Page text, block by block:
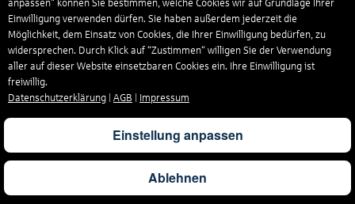
anpassen" können Sie bestimmen, welche Cookies wir auf Grundlage Ihrer
Einwilligung verwenden dürfen. Sie haben außerdem jederzeit die
Möglichkeit, dem Einsatz von Cookies, die Ihrer Einwilligung bedürfen, zu
widersprechen. Durch Klick auf “Zustimmen“ willigen Sie der Verwendung
aller auf dieser Website einsetzbaren Cookies ein. Ihre Einwilligung ist
freiwillig.
Datenschutzerklärung
AGB Impressum
Einstellung anpassen
Ablehnen